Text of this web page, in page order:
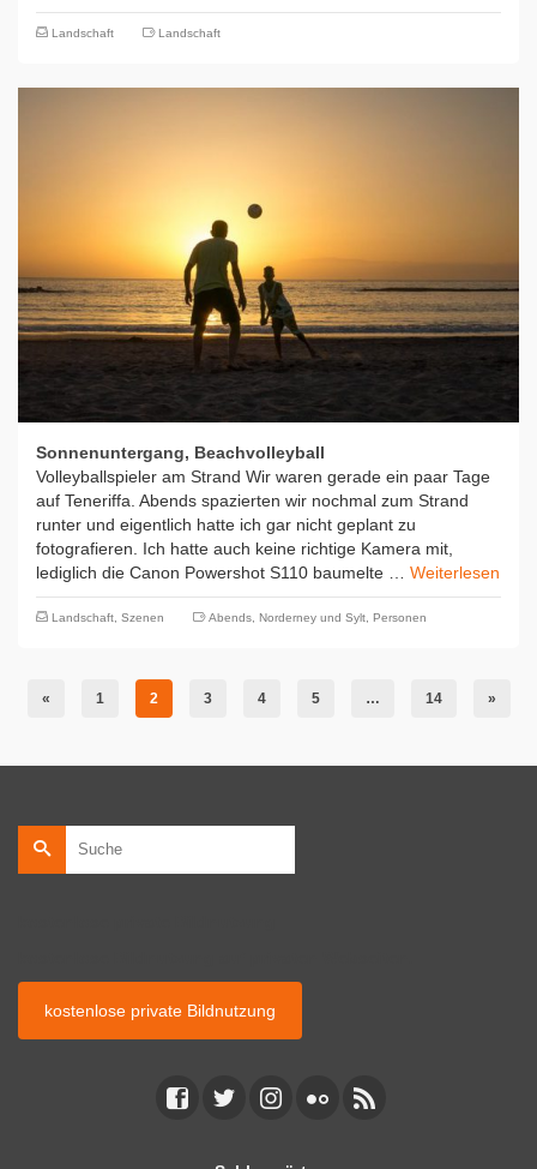
Landschaft Landschaft
Sonnenuntergang, Beachvolleyball
Volleyballspieler am Strand Wir waren gerade ein paar Tage
auf Teneriffa. Abends spazierten wir nochmal zum Strand
runter und eigentlich hatte ich gar nicht geplant zu
fotografieren. Ich hatte auch keine richtige Kamera mit,
lediglich die Canon Powershot S110 baumelte … Weiterlesen
Landschaft Szenen Abends Norderney und Sylt Personen
« 1 2 3 4 5 … 14 »
Suche
nach:
kostenlose private Bildnutzung